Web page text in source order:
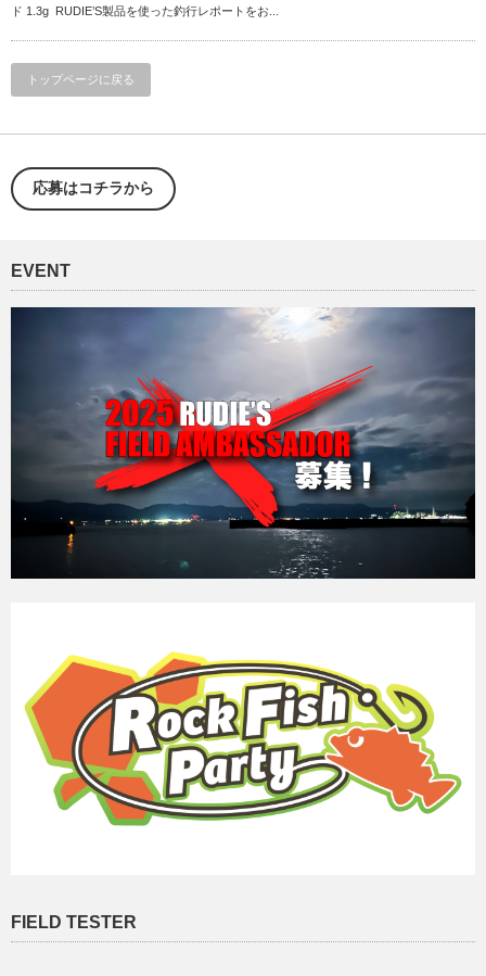
ド 1.3g RUDIE’S製品を使った釣行レポートをお...
トップページに戻る
応募はコチラから
EVENT
FIELD TESTER